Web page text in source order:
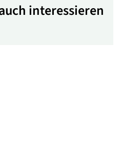
interessieren